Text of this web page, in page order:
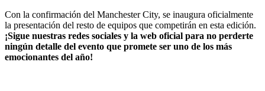
Con la confirmación del Manchester City, se inaugura oficialmente
la presentación del resto de equipos que competirán en esta edición.
¡Sigue nuestras redes sociales y la web oficial para no perderte
ningún detalle del evento que promete ser uno de los más
emocionantes del año!